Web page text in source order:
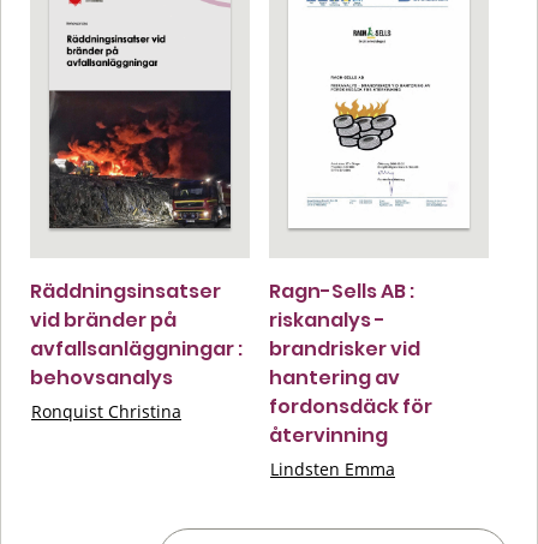
Räddningsinsatser
vid bränder på
avfallsanläggningar :
behovsanalys
Ronquist Christina
Ragn-Sells AB :
riskanalys -
brandrisker vid
hantering av
fordonsdäck för
återvinning
Lindsten Emma